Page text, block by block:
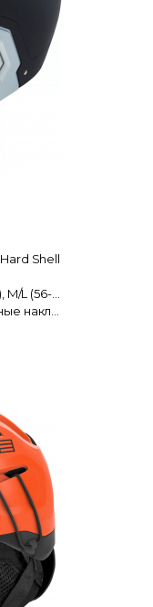
Hard Shell
XS/S (52-55), M/L (56-59), XL/XXL (60-63)